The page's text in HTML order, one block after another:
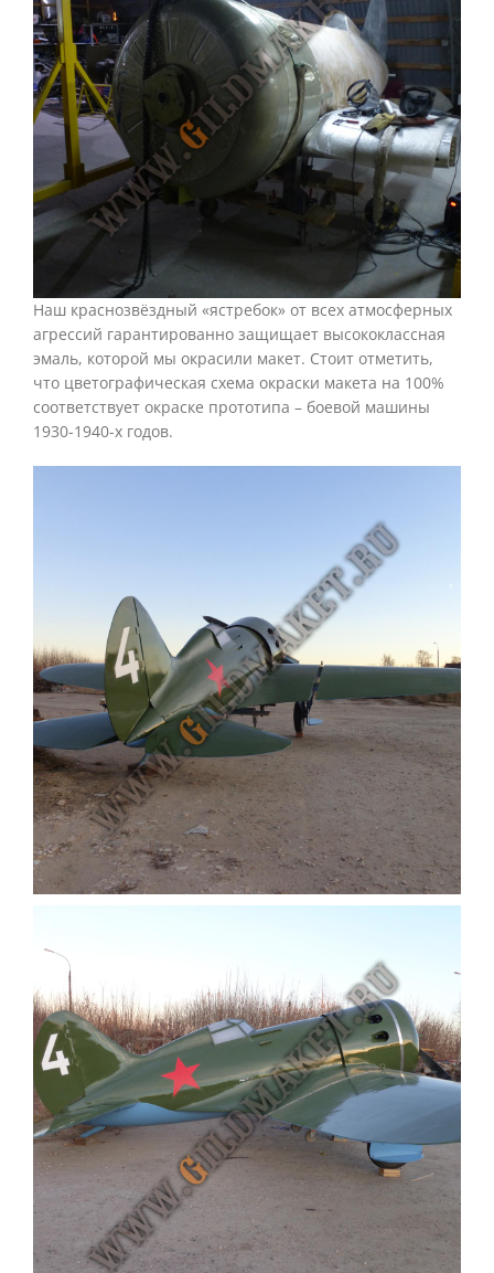
Наш краснозвёздный «ястребок» от всех атмосферных
агрессий гарантированно защищает высококлассная
эмаль, которой мы окрасили макет. Стоит отметить,
что цветографическая схема окраски макета на 100%
соответствует окраске прототипа – боевой машины
1930-1940-х годов.